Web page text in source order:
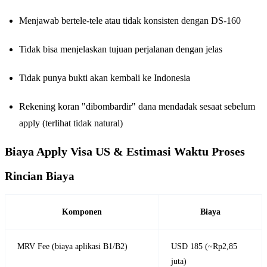
Menjawab bertele-tele atau tidak konsisten dengan DS-160
Tidak bisa menjelaskan tujuan perjalanan dengan jelas
Tidak punya bukti akan kembali ke Indonesia
Rekening koran "dibombardir" dana mendadak sesaat sebelum
apply (terlihat tidak natural)
Biaya Apply Visa US & Estimasi Waktu Proses
Rincian Biaya
Komponen Biaya
MRV Fee (biaya aplikasi B1/B2)
USD 185 (~Rp2,85
juta)